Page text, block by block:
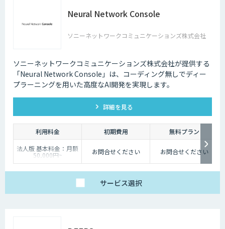
Neural Network Console
ソニーネットワークコミュニケーションズ株式会社
ソニーネットワークコミュニケーションズ株式会社が提供する
「Neural Network Console」は、コーディング無しでディー
プラーニングを用いた高度なAI開発を実現します。
詳細を見る
利用料金 初期費用
無料プラン
法人版 基本料金：月額
50,000円~ お問合せください お問合せください
サービス選択